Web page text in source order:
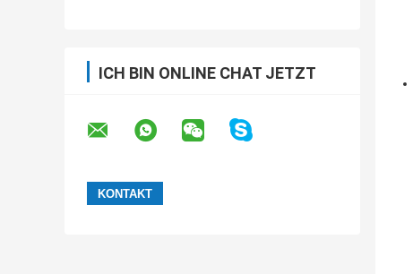
ICH BIN ONLINE CHAT JETZT